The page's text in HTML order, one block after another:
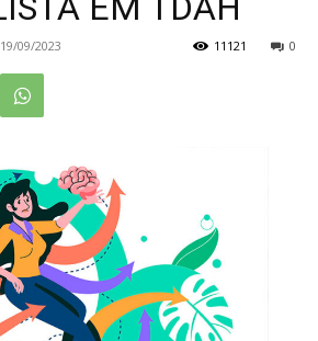
19/09/2023 0
11121